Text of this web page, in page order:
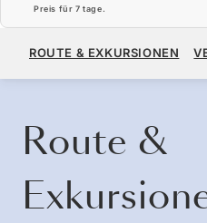
Preis für 7 tage.
12.510
ROUTE & EXKURSIONEN
Route &